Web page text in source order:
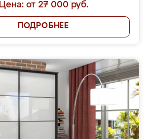
Цена: от 27 000 руб.
ПОДРОБНЕЕ